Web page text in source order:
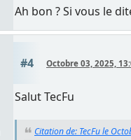
Ah bon ? Si vous le
#4 Octobre 03, 2025,
Salut TecFu
Citation de: TecFu le